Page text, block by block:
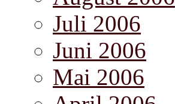
Juli 2006
Juni 2006
Mai 2006